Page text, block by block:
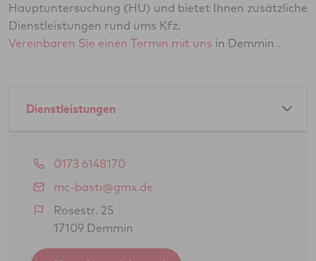
Hauptuntersuchung (HU) und bietet Ihnen zusätzliche
Dienstleistungen rund ums Kfz.
Vereinbaren Sie einen Termin mit uns in Demmin .
Dienstleistungen
Amtliche Dienstleistungen als GTÜ-Partner:
Hauptuntersuchung Pkw
Abgasuntersuchung
Änderungsabnahme gem. § 19 (3) StVZO
Oldtimerbegutachtung gem. § 23 StVZO
0173 6148170
mc-basti@gmx.de
Rosestr. 25
17109 Demmin